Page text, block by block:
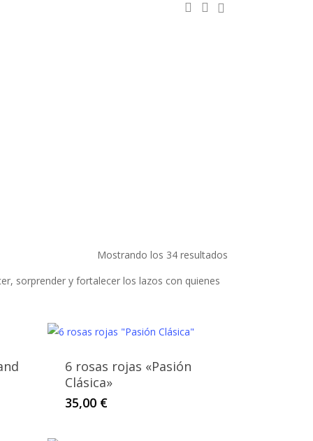
buscar:account
Mostrando los 34 resultados
sorprender y fortalecer los lazos con quienes
6 rosas rojas «Pasión
Clásica»
35,00 €